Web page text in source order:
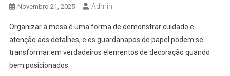
Novembro 21, 2025 Admin
Organizar a mesa é uma forma de demonstrar cuidado e
atenção aos detalhes, e os guardanapos de papel podem se
transformar em verdadeiros elementos de decoração quando
bem posicionados.